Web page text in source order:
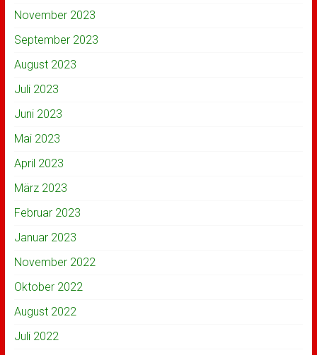
November 2023
September 2023
August 2023
Juli 2023
Juni 2023
Mai 2023
April 2023
März 2023
Februar 2023
Januar 2023
November 2022
Oktober 2022
August 2022
Juli 2022